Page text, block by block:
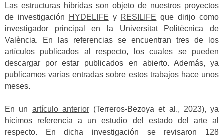
Las estructuras híbridas son objeto de nuestros proyectos
de investigación
HYDELIFE y RESILIFE que dirijo como
investigador principal en la Universitat Politècnica de
València. En las referencias se encuentran tres de los
artículos publicados al respecto, los cuales se pueden
descargar por estar publicados en abierto. Además, ya
publicamos varias entradas sobre estos trabajos hace unos
meses.
En un artículo anterior(Terreros-Bezoya et al., 2023), ya
hicimos referencia a un estudio del estado del arte al
respecto. En dicha investigación se revisaron 128